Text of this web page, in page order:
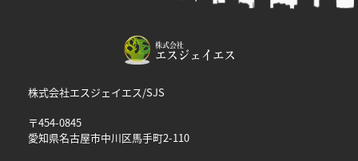
株式会社エスジェイエス/SJS
〒454-0845
愛知県名古屋市中川区馬手町2-110